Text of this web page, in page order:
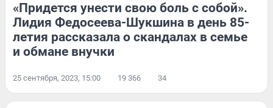
«Придется унести свою боль с собой».
Лидия Федосеева-Шукшина в день 85-
летия рассказала о скандалах в семье
и обмане внучки
25 сентября, 2023, 15:00 19 366 34